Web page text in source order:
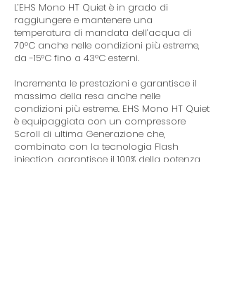
L’EHS Mono HT Quiet è in grado di
raggiungere e mantenere una
temperatura di mandata dell’acqua di
70°C anche nelle condizioni più estreme,
da -15°C fino a 43°C esterni.
Incrementa le prestazioni e garantisce il
massimo della resa anche nelle
condizioni più estreme. EHS Mono HT Quiet
è equipaggiata con un compressore
Scroll di ultima Generazione che,
combinato con la tecnologia Flash
injection, garantisce il 100% della potenza